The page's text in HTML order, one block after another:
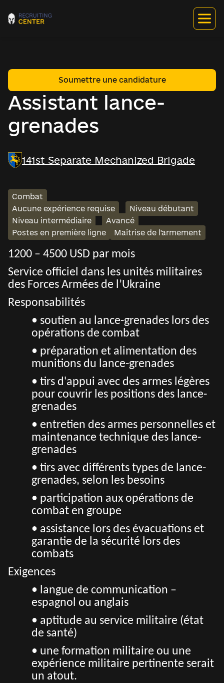
Assistant lance-
grenades
Soumettre une candidature
141st Separate Mechanized Brigade
Combat
Aucune expérience requise
Niveau débutant
Niveau intermédiaire
Avancé
Postes en première ligne
Maîtrise de l'armement
1200 – 4500 USD par mois
Service officiel dans les unités militaires
des Forces Armées de l’Ukraine
Responsabilités
• soutien au lance-grenades lors des
opérations de combat
• préparation et alimentation des
munitions du lance-grenades
• tirs d'appui avec des armes légères
pour couvrir les positions des lance-
grenades
• entretien des armes personnelles et
maintenance technique des lance-
grenades
• tirs avec différents types de lance-
grenades, selon les besoins
• participation aux opérations de
combat en groupe
• assistance lors des évacuations et
garantie de la sécurité lors des
combats
Exigences
• langue de communication –
espagnol ou anglais
• aptitude au service militaire (état
de santé)
• une formation militaire ou une
expérience militaire pertinente serait
un atout.